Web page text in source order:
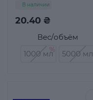
Вес/объём
1000 мл
5000 мл
20.40 ₴
В наличии